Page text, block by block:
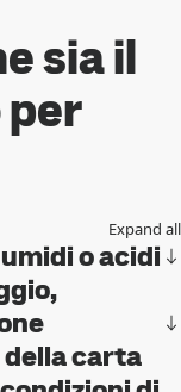
sia il
Expand all
o acidi
della carta